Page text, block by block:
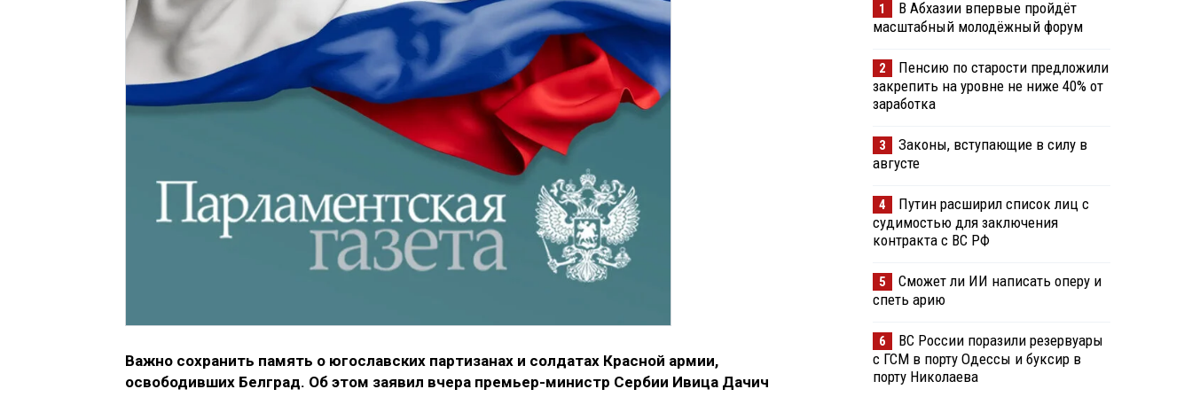
Важно сохранить память о югославских партизанах и солдатах Красной армии,
освободивших Белград. Об этом заявил вчера премьер-министр Сербии Ивица Дачич
1
В Абхазии впервые пройдёт
масштабный молодёжный форум
2
Пенсию по старости предложили
закрепить на уровне не ниже 40% от
заработка
3
Законы, вступающие в силу в
августе
4
Путин расширил список лиц с
судимостью для заключения
контракта с ВС РФ
5
Сможет ли ИИ написать оперу и
спеть арию
6
ВС России поразили резервуары
с ГСМ в порту Одессы и буксир в
порту Николаева